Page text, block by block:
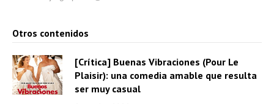
Otros contenidos
[Crítica] Buenas Vibraciones (Pour Le
Plaisir): una comedia amable que resulta
ser muy casual